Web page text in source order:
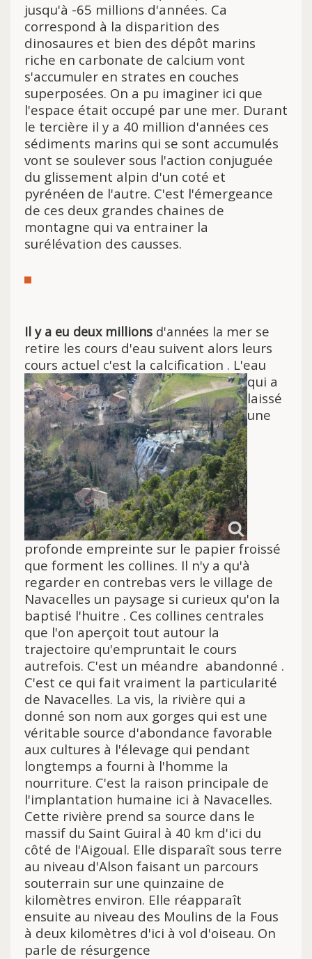
jusqu'à -65 millions d'années. Ca
correspond à la disparition des
dinosaures et bien des dépôt marins
riche en carbonate de calcium vont
s'accumuler en strates en couches
superposées. On a pu imaginer ici que
l'espace était occupé par une mer. Durant
le tercière il y a 40 million d'années ces
sédiments marins qui se sont accumulés
vont se soulever sous l'action conjuguée
du glissement alpin d'un coté et
pyrénéen de l'autre. C'est l'émergeance
de ces deux grandes chaines de
montagne qui va entrainer la
surélévation des causses.
Il y a eu deux millions d'années la mer se
retire les cours d'eau suivent alors leurs
cours actuel c'est la calcification . L'eau
qui a
laissé
une
profonde empreinte sur le papier froissé
que forment les collines. Il n'y a qu'à
regarder en contrebas vers le village de
Navacelles un paysage si curieux qu'on la
baptisé l'huitre . Ces collines centrales
que l'on aperçoit tout autour la
trajectoire qu'empruntait le cours
autrefois. C'est un méandre abandonné .
C'est ce qui fait vraiment la particularité
de Navacelles. La vis, la rivière qui a
donné son nom aux gorges qui est une
véritable source d'abondance favorable
aux cultures à l'élevage qui pendant
longtemps a fourni à l'homme la
nourriture. C'est la raison principale de
l'implantation humaine ici à Navacelles.
Cette rivière prend sa source dans le
massif du Saint Guiral à 40 km d'ici du
côté de l'Aigoual. Elle disparaît sous terre
au niveau d'Alson faisant un parcours
souterrain sur une quinzaine de
kilomètres environ. Elle réapparaît
ensuite au niveau des Moulins de la Fous
à deux kilomètres d'ici à vol d'oiseau. On
parle de résurgence